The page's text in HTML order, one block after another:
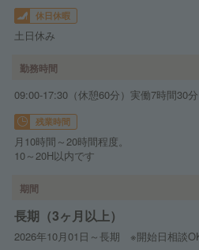
休日休暇
土日休み
勤務時間
09:00-17:30（休憩60分）実働7時間30分
残業時間
月10時間～20時間程度。
10～20H以内です
期間
長期（3ヶ月以上）
2026年10月01日～長期 ※開始日相談